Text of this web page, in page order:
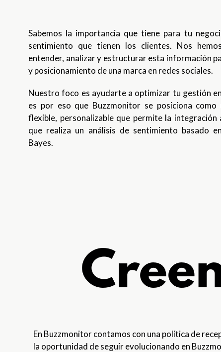
Sabemos la importancia que tiene para tu
sentimiento que tienen los clientes. Nos
entender, analizar y estructurar esta información
y posicionamiento de una marca en redes sociales.
Nuestro foco es ayudarte a optimizar tu gestión
es por eso que Buzzmonitor se posiciona como
flexible, personalizable que permite la
que realiza un análisis de sentimiento basado
Bayes.
En Buzzmonitor contamos con una política de
la oportunidad de seguir evolucionando en